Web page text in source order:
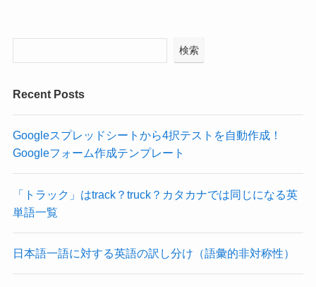
検索
Recent Posts
Googleスプレッドシートから4択テストを自動作成！
Googleフォーム作成テンプレート
「トラック」はtrack？truck？カタカナでは同じになる英
単語一覧
日本語一語に対する英語の訳し分け（語彙的非対称性）